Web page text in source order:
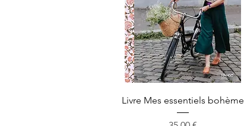
Aperçu rapide
Livre Mes essentiels bohème